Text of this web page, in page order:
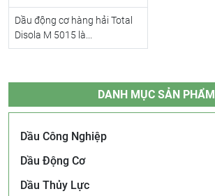
Dầu động cơ hàng hải Total
Disola M 5015 là...
DANH MỤC SẢN PHẨM
Dầu Công Nghiệp
Dầu Động Cơ
Dầu Thủy Lực